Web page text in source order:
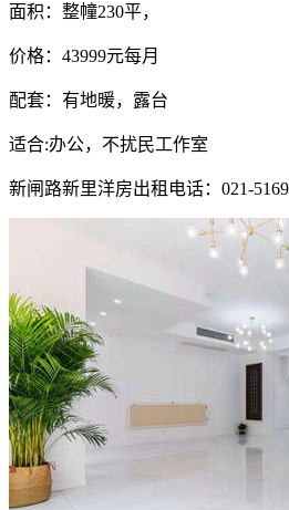
面积：整幢230平，
价格：43999元每月
配套：有地暖，露台
适合:办公，不扰民工作室
新闸路新里洋房出租电话：021-